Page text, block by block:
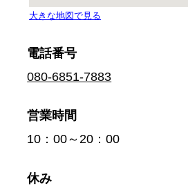
電話番号
080-6851-7883
営業時間
10：00～20：00
休み